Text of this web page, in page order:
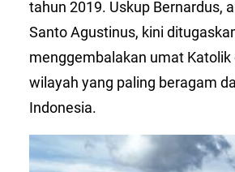
tahun 2019. Uskup Bernardus,
Santo Agustinus, kini
menggembalakan umat Katolik
wilayah yang paling beragam
Indonesia.